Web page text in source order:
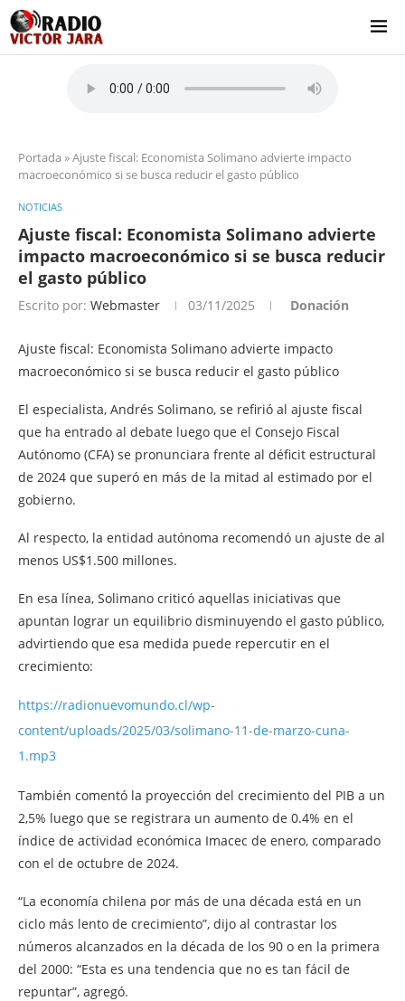
Portada »Ajuste fiscal: Economista Solimano advierte impacto
macroeconómico si se busca reducir el gasto público
NOTICIAS
Ajuste fiscal: Economista Solimano advierte
impacto macroeconómico si se busca reducir
el gasto público
Escrito por: Webmaster 03/11/2025 Donación
Ajuste fiscal: Economista Solimano advierte impacto
macroeconómico si se busca reducir el gasto público
El especialista, Andrés Solimano, se refirió al ajuste fiscal
que ha entrado al debate luego que el Consejo Fiscal
Autónomo (CFA) se pronunciara frente al déficit estructural
de 2024 que superó en más de la mitad al estimado por el
gobierno.
Al respecto, la entidad autónoma recomendó un ajuste de al
menos US$1.500 millones.
En esa línea, Solimano criticó aquellas iniciativas que
apuntan lograr un equilibrio disminuyendo el gasto público,
advirtiendo que esa medida puede repercutir en el
crecimiento:
https://radionuevomundo.cl/wp-
content/uploads/2025/03/solimano-11-de-marzo-cuna-
1.mp3
También comentó la proyección del crecimiento del PIB a un
2,5% luego que se registrara un aumento de 0.4% en el
índice de actividad económica Imacec de enero, comparado
con el de octubre de 2024.
“La economía chilena por más de una década está en un
ciclo más lento de crecimiento”, dijo al contrastar los
números alcanzados en la década de los 90 o en la primera
del 2000: “Esta es una tendencia que no es tan fácil de
repuntar”, agregó.